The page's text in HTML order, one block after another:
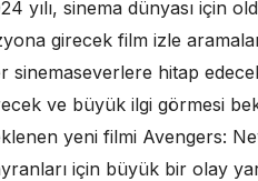
yılı, sinema dünyası için
girecek film izle
sinemaseverlere hitap
ve büyük ilgi görmesi
yeni filmi Avengers:
için büyük bir olay